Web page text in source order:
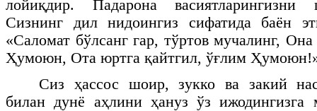
лойиқдир. Падарона васиятларингизни
Сизнинг дил нидоингиз сифатида баён
«Саломат бўлсанг гар, тўртов мучалинг,
Ҳумоюн, Ота юртга қайтгил, ўғлим
Сиз ҳассос шоир, зукко ва закий
билан дунё аҳлини ҳануз ўз ижодингизга